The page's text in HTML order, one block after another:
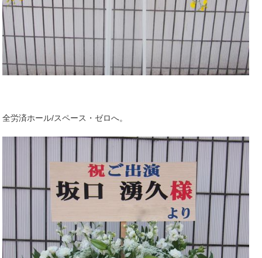
全労済ホール/スペース・ゼロへ。